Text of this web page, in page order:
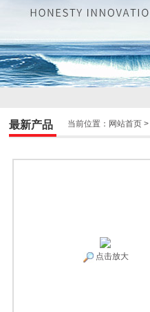
当前位置： 网站首页 >
最新产品
点击放大